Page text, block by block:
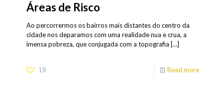
Áreas de Risco
Ao percorrermos os bairros mais distantes do centro da
cidade nos deparamos com uma realidade nua e crua, a
imensa pobreza, que conjugada com a topografia […]
18 Read more